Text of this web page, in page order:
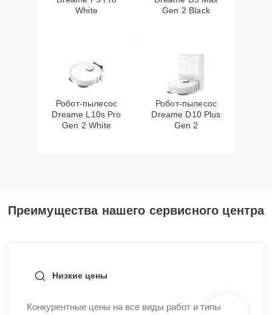
White
Gen 2 Black
Робот-пылесос
Dreame L10s Pro
Gen 2 White
Робот-пылесос
Dreame D10 Plus
Gen 2
Преимущества нашего сервисного центра
Низкие цены
Конкурентные цены на все виды работ и типы